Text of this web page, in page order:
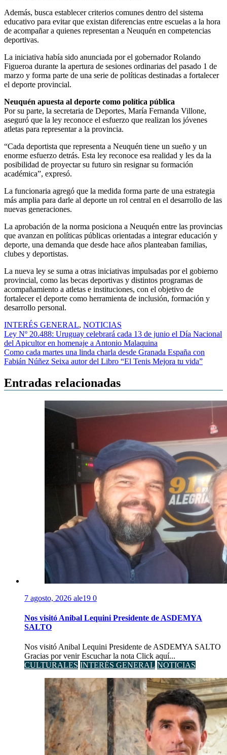
Además, busca establecer criterios comunes dentro del sistema
educativo para evitar que existan diferencias entre escuelas a la hora
de acompañar a quienes representan a Neuquén en competencias
deportivas.
La iniciativa había sido anunciada por el gobernador Rolando
Figueroa durante la apertura de sesiones ordinarias del pasado 1 de
marzo y forma parte de una serie de políticas destinadas a fortalecer
el deporte provincial.
Neuquén apuesta al deporte como política pública
Por su parte, la secretaria de Deportes, María Fernanda Villone,
aseguró que la ley reconoce el esfuerzo que realizan los jóvenes
atletas para representar a la provincia.
“Cada deportista que representa a Neuquén tiene un sueño y un
enorme esfuerzo detrás. Esta ley reconoce esa realidad y les da la
posibilidad de proyectar su futuro sin resignar su formación
académica”, expresó.
La funcionaria agregó que la medida forma parte de una estrategia
más amplia para darle al deporte un rol central en el desarrollo de las
nuevas generaciones.
La aprobación de la norma posiciona a Neuquén entre las provincias
que avanzan en políticas públicas orientadas a integrar educación y
deporte, una demanda que desde hace años planteaban familias,
clubes y deportistas.
La nueva ley se suma a otras iniciativas impulsadas por el gobierno
provincial, como las becas deportivas y distintos programas de
acompañamiento a atletas e instituciones, con el objetivo de
fortalecer el deporte como herramienta de inclusión, formación y
desarrollo personal.
INTERÉS GENERAL, NOTICIAS
Navegación
de
entradas
Ley Nº 20.488: Uruguay celebrará cada 13 de junio el Día Nacional
del Apicultor en homenaje a Antonio Malaquina
Como cada martes una linda charla desde Granada España con
Fabián Núñez Seixa autor del Libro “El Tenis Mejora tu vida”
Entradas relacionadas
7 agosto, 2026 ale19 0
Nos visitó Anibal Lequini Presidente de ASDEMYA
SALTO
Nos visitó Anibal Lequini Presidente de ASDEMYA SALTO
Gracias por venir Escuchar la nota Click aquí...
CULTURALES INTERÉS GENERAL NOTICIAS